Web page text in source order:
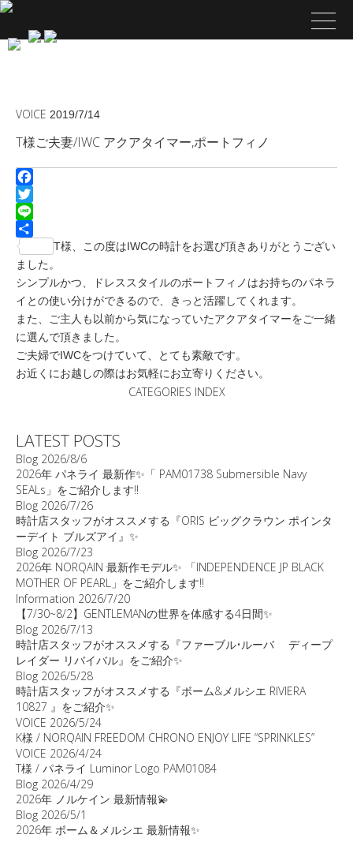
VOICE 2019/7/14
T様ご夫妻/IWC アクアタイマー,ポートフィノ
Facebook
Twitter
Line
共
T様、この度はIWCの時計をお選び頂きありがとうござい
ました。
シンプルかつ、ドレススタイルのポートフィノはお持ちのパネラ
イとの使い分けができるので、きっと活躍してくれます。
また、ご主人も以前から気になっていたアクアタイマーをご一緒
に選んで頂きました。
ご夫婦でIWCをつけていて、とても素敵です。
お近くにお越しの際はお気軽にお立寄りください。
CATEGORIES INDEX
LATEST POSTS
Blog 2026/8/6
2026年 パネライ 最新作✨「 PAM01738 Submersible Navy
SEALs」をご紹介します‼️
Blog 2026/7/26
時計店スタッフがオススメする『ORIS ビッグクラウン ポインタ
ーデイト ブルズアイ』✨
Blog 2026/7/23
2026年 NORQAIN 最新作モデル✨ 「INDEPENDENCE JP BLACK
MOTHER OF PEARL」をご紹介します‼️
Information 2026/7/20
【7/30~8/2】GENTLEMANの世界を体感する4日間✨
Blog 2026/7/13
時計店スタッフがオススメする『ファーブル•ルーバ ディープ
レイダー リバイバル』をご紹介✨
Blog 2026/5/28
時計店スタッフがオススメする『ボーム&メルシエ RIVIERA
10827 』をご紹介✨
VOICE 2026/5/24
K様 / NORQAIN FREEDOM CHRONO ENJOY LIFE “SPRINKLES”
VOICE 2026/4/24
T様 / パネライ Luminor Logo PAM01084
Blog 2026/4/29
2026年 ノルケイン 最新情報💫
Blog 2026/5/1
2026年 ボーム＆メルシエ 最新情報✨